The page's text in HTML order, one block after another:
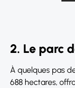
2. Le parc
À quelques pas
688 hectares,